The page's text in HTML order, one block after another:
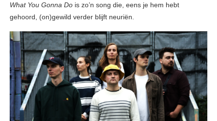
What You Gonna Do is zo’n song die, eens je hem hebt
gehoord, (on)gewild verder blijft neuriën.